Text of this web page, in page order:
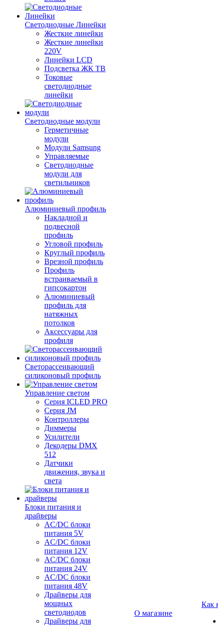
Светодиодные Линейки
Жесткие линейки
Жесткие линейки
220V
Линейки LCD
Подсветка ЖК ТВ
Токовые
светодиодные
линейки
Светодиодные модули
Герметичные
модули
Модули Samsung
Управляемые
Светодиодные
модули для
светильников
Алюминиевый профиль
Накладной и
подвесной
профиль
Угловой профиль
Круглый профиль
Врезной профиль
Профиль
встраиваемый в
гипсокартон
Алюминиевый
профиль для
натяжных
потолков
Аксессуары для
профиля
Светорассеивающий
силиконовый профиль
Управление светом
Серия ICLED PRO
Серия JM
Контроллеры
Диммеры
Усилители
Декодеры DMX
512
Датчики
движения, звука и
света
Блоки питания и
драйверы
AC/DC блоки
питания 5V
AC/DC блоки
питания 12V
AC/DC блоки
питания 24V
AC/DC блоки
питания 48V
Драйверы для
мощных
светодиодов
Драйверы для
О магазине
Как